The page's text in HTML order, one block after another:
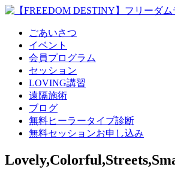
ごあいさつ
イベント
会員プログラム
セッション
LOVING講習
遠隔施術
ブログ
無料ヒーラータイプ診断
無料セッションお申し込み